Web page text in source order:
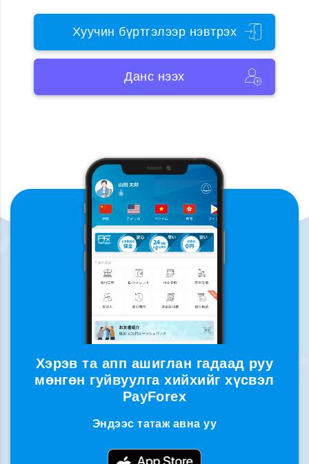
Хуучин бүртгэлээр нэвтрэх
Данс нээх
Хэрэв та апп ашиглан гадаад руу
мөнгөн гуйвуулга хийхийг хүсвэл
PayForex
Эндээс татаж авна уу